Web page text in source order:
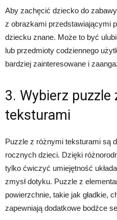
Aby zachęcić dziecko do
z obrazkami przedstawiającymi
dziecku znane. Może to być
lub przedmioty codziennego
bardziej zainteresowane i
3. Wybierz puzzle
teksturami
Puzzle z różnymi teksturami są
rocznych dzieci. Dzięki
tylko ćwiczyć umiejętność
zmysł dotyku. Puzzle z
powierzchnie, takie jak gładkie,
zapewniają dodatkowe bodźce